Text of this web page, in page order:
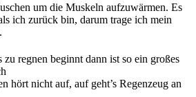
um die Muskeln aufzuwärmen. Es
ich zurück bin, darum trage ich mein
zu regnen beginnt dann ist so ein großes
hört nicht auf, auf geht’s Regenzeug an